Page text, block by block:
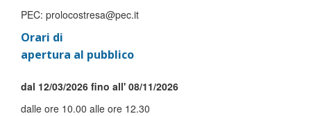
PEC: prolocostresa@pec.it
Orari di
apertura al pubblico
dal 12/03/2026 fino all' 08/11/2026
dalle ore 10.00 alle ore 12.30